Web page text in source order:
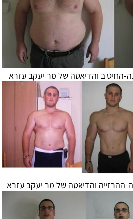
החיטוב והדיאטהשל מר יעקב עזרא
ההרזייה והדיאטה של מר יעקב עזרא